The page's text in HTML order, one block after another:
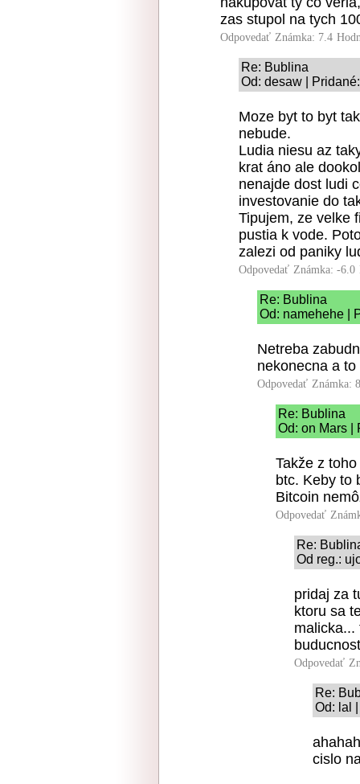
zas stupol na tych
Odpovedať Známka: 7.4
Re: Bublina
Od: desaw |
Moze byt to byt
nebude.
Ludia niesu az
krat áno ale
nenajde dost ludi
investovanie do
Tipujem, ze velke
pustia k vode.
zalezi od paniky
Odpovedať Známka: -6.0
Re: Bublina
Od: namehehe |
Netreba
nekonecna a
Odpovedať Známka:
Re: Bublina
Od: on Mars |
Takže z
btc. Keby to
Bitcoin
Odpovedať
Re:
Od reg.:
pridaj za
ktoru sa
malicka...
Odpovedať
Re:
Od: lal
cislo